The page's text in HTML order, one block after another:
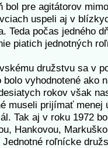
bol pre agitátorov
uspeli aj v
Teda počas jedného
piatich jednotných
družstvu sa v
bolo vyhodnotené ako
rokov však
museli prijímať
Tak aj v roku 1972
Hankovou,
roľnícke